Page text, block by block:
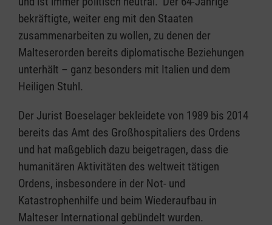
bekräftigte, weiter eng mit den Staaten
zusammenarbeiten zu wollen, zu denen der
Malteserorden bereits diplomatische Beziehungen
unterhält – ganz besonders mit Italien und dem
Heiligen Stuhl.
Der Jurist Boeselager bekleidete von 1989 bis 2014
bereits das Amt des Großhospitaliers des Ordens
und hat maßgeblich dazu beigetragen, dass die
humanitären Aktivitäten des weltweit tätigen
Ordens, insbesondere in der Not- und
Katastrophenhilfe und beim Wiederaufbau in
Malteser International gebündelt wurden.